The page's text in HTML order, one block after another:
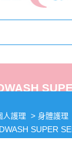
人護理 > 身體護理
SUPER